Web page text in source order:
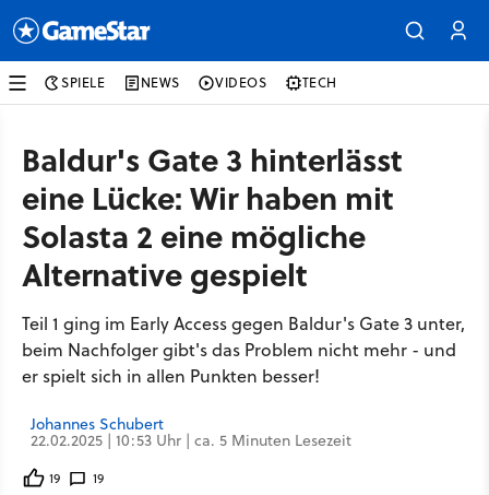
SPIELE NEWS VIDEOS TECH
Baldur's Gate 3 hinterlässt
eine Lücke: Wir haben mit
Solasta 2 eine mögliche
Alternative gespielt
Teil 1 ging im Early Access gegen Baldur's Gate 3 unter,
beim Nachfolger gibt's das Problem nicht mehr - und
er spielt sich in allen Punkten besser!
Johannes Schubert
22.02.2025 | 10:53 Uhr | ca. 5 Minuten Lesezeit
19 19